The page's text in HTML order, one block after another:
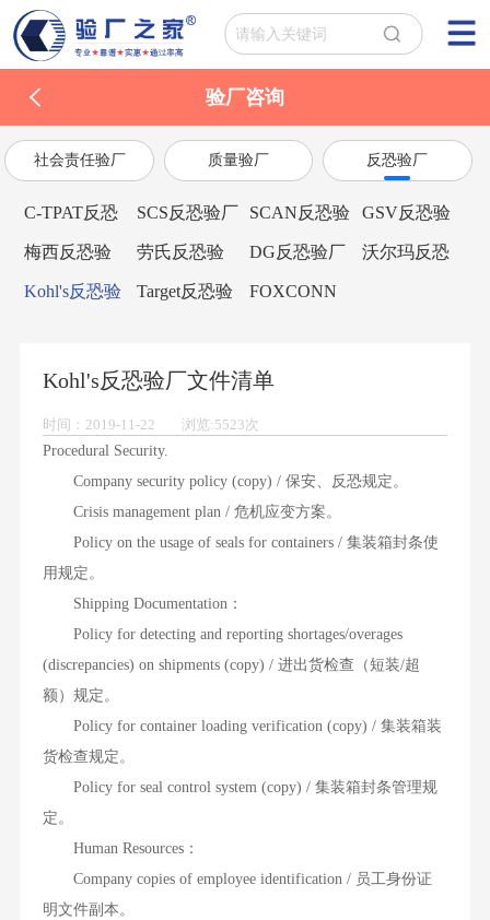
验厂咨询
社会责任验厂 质量验厂 反恐验厂
C-TPAT反恐
验厂
SCS反恐验厂
SCAN反恐验
厂
GSV反恐验
厂
梅西反恐验
厂
劳氏反恐验
厂
DG反恐验厂
沃尔玛反恐
Kohl's反恐验
Target反恐验
FOXCONN
Kohl's反恐验厂文件清单
时间：2019-11-22 浏览:5523次
Procedural Security.
Company security policy (copy) / 保安、反恐规定。
Crisis management plan / 危机应变方案。
Policy on the usage of seals for containers / 集装箱封条使
用规定。
Shipping Documentation：
Policy for detecting and reporting shortages/overages
(discrepancies) on shipments (copy) / 进出货检查（短装/超
额）规定。
Policy for container loading verification (copy) / 集装箱装
货检查规定。
Policy for seal control system (copy) / 集装箱封条管理规
定。
Human Resources：
Company copies of employee identification / 员工身份证
明文件副本。